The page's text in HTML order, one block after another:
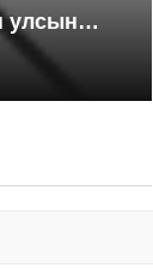
улсын